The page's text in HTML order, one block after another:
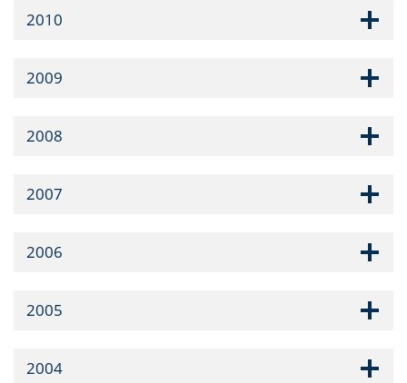
2010
2009
2008
2007
2006
2005
2004